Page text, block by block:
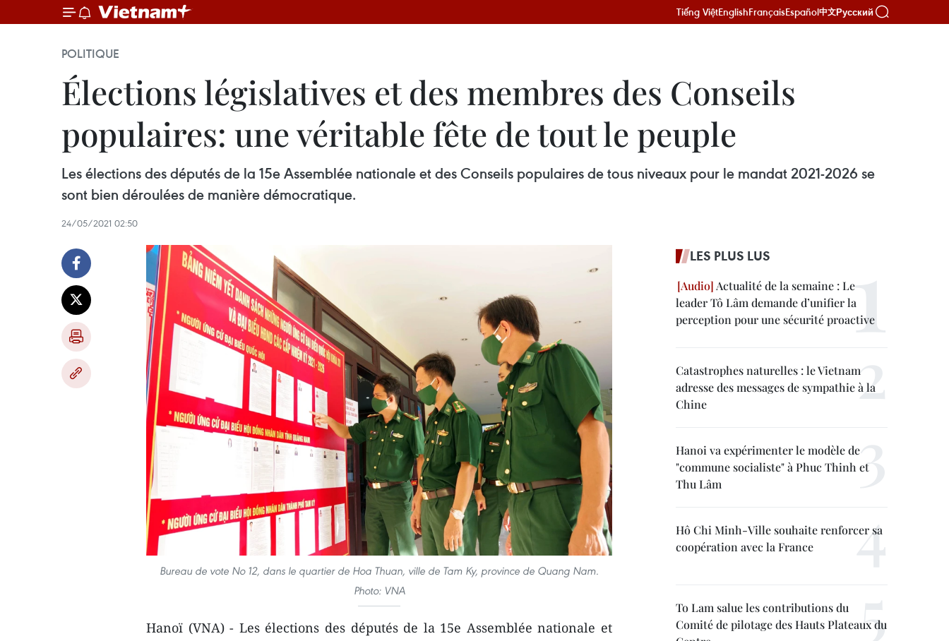
Tiếng ViệtEnglishFrançaisEspañol中文Русский
POLITIQUE
Élections législatives et des membres des Conseils
populaires: une véritable fête de tout le peuple
Les élections des députés de la 15e Assemblée nationale et des Conseils populaires de tous niveaux pour le mandat 2021-2026 se
sont bien déroulées de manière démocratique.
24/05/2021 02:50
Bureau de vote No 12, dans le quartier de Hoa Thuan, ville de Tam Ky, province de Quang Nam.
Photo: VNA
Hanoï (VNA) - Les élections des députés de la 15e Assemblée nationale et
LES PLUS LUS
Actualité de la semaine : Le
leader Tô Lâm demande d’unifier la
perception pour une sécurité proactive
Catastrophes naturelles : le Vietnam
adresse des messages de sympathie à la
Chine
Hanoi va expérimenter le modèle de
"commune socialiste" à Phuc Thinh et
Thu Lâm
Hô Chi Minh-Ville souhaite renforcer sa
coopération avec la France
To Lam salue les contributions du
Comité de pilotage des Hauts Plateaux du